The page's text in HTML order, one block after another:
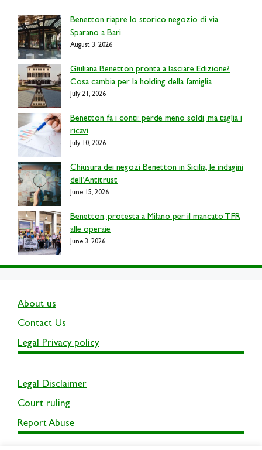
Benetton riapre lo storico negozio di via
Sparano a Bari
August 3, 2026
Giuliana Benetton pronta a lasciare Edizione?
Cosa cambia per la holding della famiglia
July 21, 2026
Benetton fa i conti: perde meno soldi, ma taglia i
ricavi
July 10, 2026
Chiusura dei negozi Benetton in Sicilia, le indagini
dell’Antitrust
June 15, 2026
Benetton, protesta a Milano per il mancato TFR
alle operaie
June 3, 2026
About us
Contact Us
Legal Privacy policy
Legal Disclaimer
Court ruling
Report Abuse